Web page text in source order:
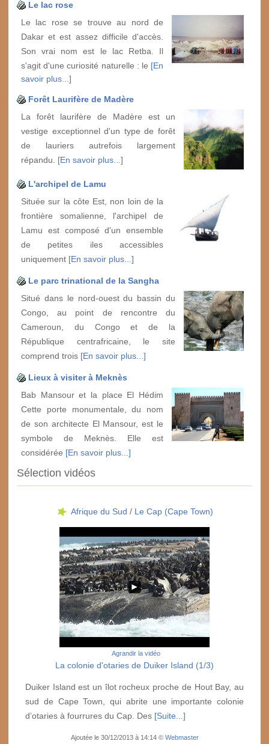
Le lac rose
Le lac rose se trouve au nord de
Dakar et est assez difficile d'accès.
Son vrai nom est le lac Retba. Il
s'agit d'une curiosité naturelle : le [En
savoir plus...]
Forêt Laurifère de Madère
La forêt laurifère de Madère est un
vestige exceptionnel d'un type de forêt
de lauriers autrefois largement
répandu. [En savoir plus...]
L'archipel de Lamu
Située sur la côte Est, non loin de la
frontière somalienne, l'archipel de
Lamu est composé d'un ensemble
de petites iles accessibles
uniquement [En savoir plus...]
Le parc trinational de la Sangha
Situé dans le nord-ouest du bassin du
Congo, au point de rencontre du
Cameroun, du Congo et de la
République centrafricaine, le site
comprend trois [En savoir plus...]
Lieux à visiter à Meknès
Bab Mansour et la place El Hédim
Cette porte monumentale, du nom
de son architecte El Mansour, est le
symbole de Meknès. Elle est
considérée [En savoir plus...]
Sélection vidéos
Afrique du Sud / Le Cap (Cape Town)
Agrandir la vidéo
La colonie d'otaries de Duiker Island (1/3)
Duiker Island est un îlot rocheux proche de Hout Bay, au
sud de Cape Town, qui abrite une importante colonie
d’otaries à fourrures du Cap. Des [Suite...]
Ajoutée le 30/12/2013 à 14:14 © Webmaster